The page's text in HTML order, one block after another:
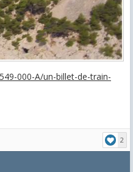
000-A/un-billet-de-train-
2